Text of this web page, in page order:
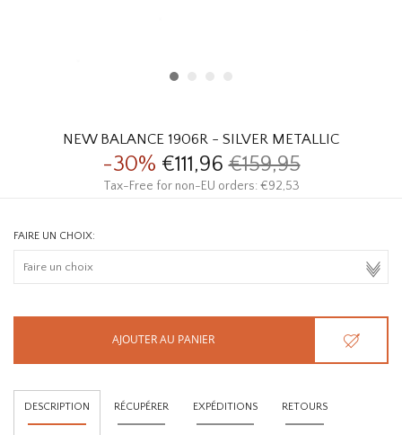
NEW BALANCE 1906R - SILVER METALLIC
-30% €111,96€159,95
Tax-Free for non-EU orders: €92,53
FAIRE UN CHOIX:
AJOUTER AU PANIER
DESCRIPTION RÉCUPÉRER EXPÉDITIONS RETOURS